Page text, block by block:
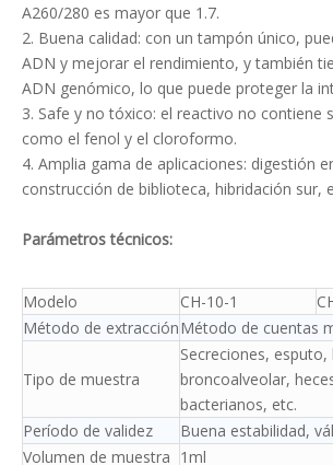
A260/280 es mayor que 1.7.
2. Buena calidad: con un tampón único,
ADN y mejorar el rendimiento, y también
ADN genómico, lo que puede proteger la
3. Safe y no tóxico: el reactivo no contiene
como el fenol y el cloroformo.
4. Amplia gama de aplicaciones: digestión
construcción de biblioteca, hibridación sur,
Parámetros técnicos:
Modelo CH-10-1
Método de extracciónMétodo de cuentas
Tipo de muestra
Secreciones,
broncoalveolar,
bacterianos, etc.
Período de validez
Buena estabilidad,
Volumen de muestra 1ml